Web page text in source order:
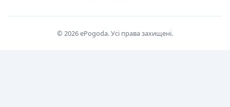
© 2026 ePogoda. Усі права захищені.